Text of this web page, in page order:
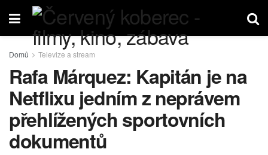
Domů Televize a stream
Rafa Márquez: Kapitán je na
Netflixu jedním z neprávem
přehlížených sportovních
dokumentů